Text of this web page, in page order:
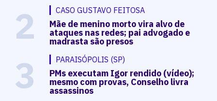
2 CASO GUSTAVO FEITOSA
Mãe de menino morto vira alvo de
ataques nas redes; pai advogado e
madrasta são presos
3 PARAISÓPOLIS (SP)
PMs executam Igor rendido (vídeo);
mesmo com provas, Conselho livra
assassinos